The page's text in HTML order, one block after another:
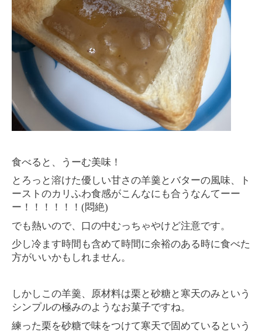
食べると、うーむ美味！
とろっと溶けた優しい甘さの羊羹とバターの風味、ト
ーストのカリふわ食感がこんなにも合うなんてーー
ー！！！！！！ (悶絶)
でも熱いので、口の中むっちゃやけど注意です。
少し冷ます時間も含めて時間に余裕のある時に食べた
方がいいかもしれません。
しかしこの羊羹、原材料は栗と砂糖と寒天のみという
シンプルの極みのようなお菓子ですね。
練った栗を砂糖で味をつけて寒天で固めているという